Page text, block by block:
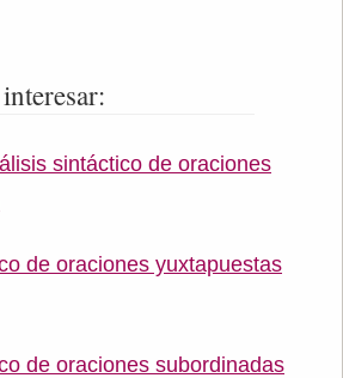
sintáctico de oraciones
de oraciones yuxtapuestas
de oraciones subordinadas